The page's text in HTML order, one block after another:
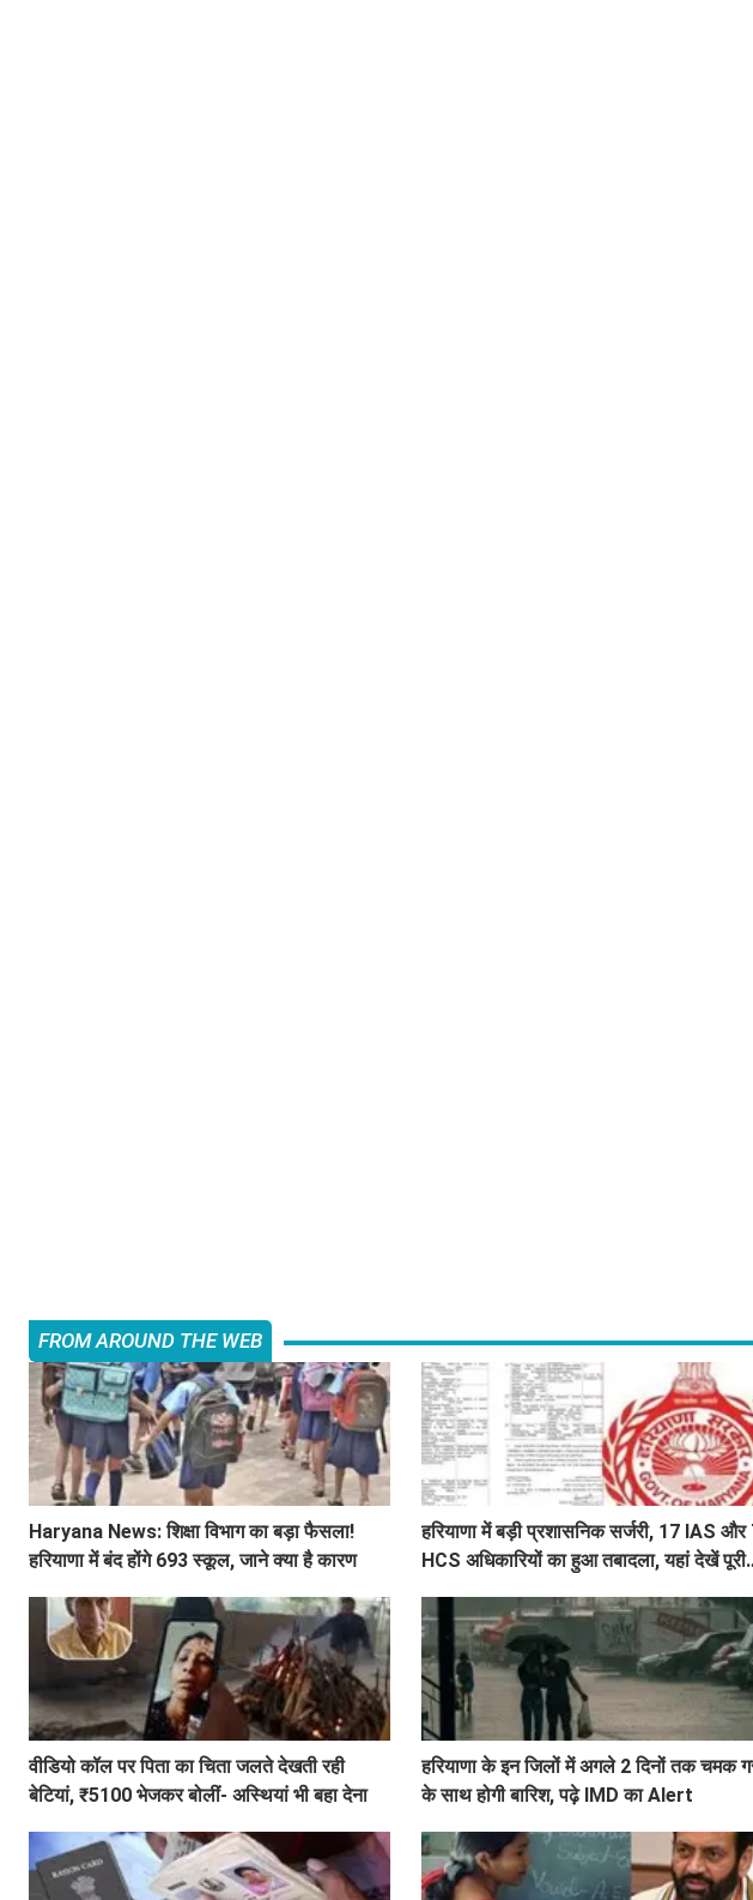
FROM AROUND THE WEB
Haryana News: शिक्षा विभाग का बड़ा फैसला!
हरियाणा में बंद होंगे 693 स्कूल, जाने क्या है कारण
हरियाणा में बड़ी प्रशासनिक सर्जरी, 17 IAS और
HCS अधिकारियों का हुआ तबादला, यहां देखें पूरी
वीडियो कॉल पर पिता का चिता जलते देखती रही
बेटियां, ₹5100 भेजकर बोलीं- अस्थियां भी बहा देना
हरियाणा के इन जिलों में अगले 2 दिनों तक चमक
के साथ होगी बारिश, पढ़े IMD का Alert